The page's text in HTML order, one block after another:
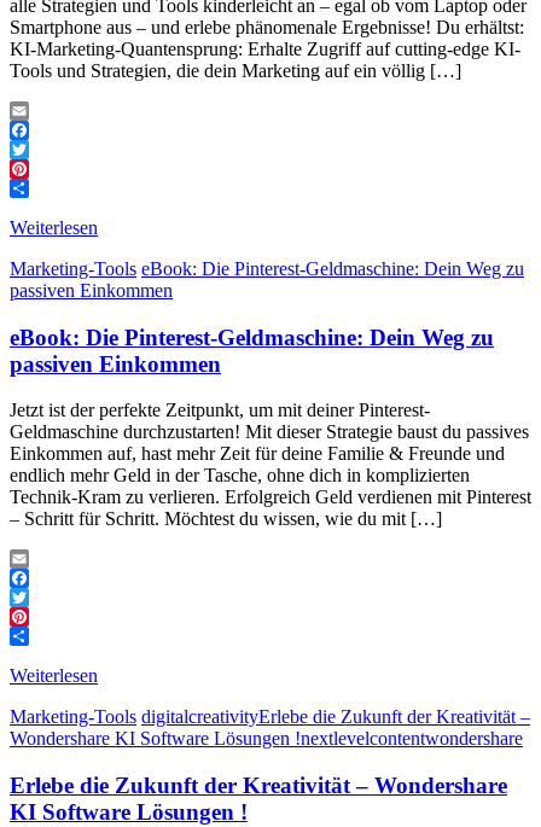
alle Strategien und Tools kinderleicht an – egal ob vom Laptop oder
Smartphone aus – und erlebe phänomenale Ergebnisse! Du erhältst:
KI-Marketing-Quantensprung: Erhalte Zugriff auf cutting-edge KI-
Tools und Strategien, die dein Marketing auf ein völlig […]
Email
Facebook
Twitter
Pinterest
Weiterlesen
Marketing-Tools eBook: Die Pinterest-Geldmaschine: Dein Weg zu
passiven Einkommen
eBook: Die Pinterest-Geldmaschine: Dein Weg zu
passiven Einkommen
Jetzt ist der perfekte Zeitpunkt, um mit deiner Pinterest-
Geldmaschine durchzustarten! Mit dieser Strategie baust du passives
Einkommen auf, hast mehr Zeit für deine Familie & Freunde und
endlich mehr Geld in der Tasche, ohne dich in komplizierten
Technik-Kram zu verlieren. Erfolgreich Geld verdienen mit Pinterest
– Schritt für Schritt. Möchtest du wissen, wie du mit […]
Email
Facebook
Twitter
Pinterest
Weiterlesen
Marketing-Tools digitalcreativityErlebe die Zukunft der Kreativität –
Wondershare KI Software Lösungen !nextlevelcontentwondershare
Erlebe die Zukunft der Kreativität – Wondershare
KI Software Lösungen !